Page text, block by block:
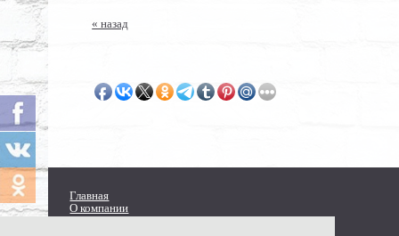
« назад
Главная
О компании
Каталог продукции